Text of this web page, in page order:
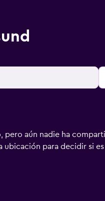
pero aún nadie ha
ubicación para decidir si